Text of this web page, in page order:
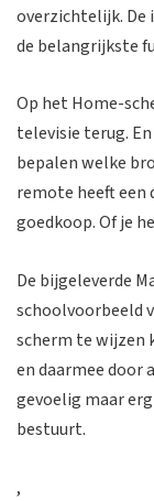
overzichtelijk. De
de belangrijkste
Op het Home-
televisie terug.
bepalen welke
remote heeft
goedkoop. Of je
De bijgeleverde
schoolvoorbeeld
scherm te wijzen
en daarmee door
gevoelig maar
bestuurt.
,